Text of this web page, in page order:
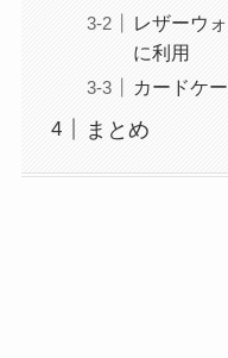
レザーウ
に利用
カードケ
まとめ